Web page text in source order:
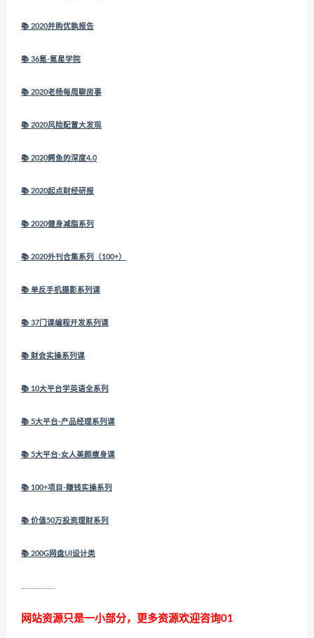
📚 2020并购优孰报告
📚 36氪-氪星学院
📚 2020老杨每周聊房事
📚 2020风险配置大发现
📚 2020鳄鱼的深度4.0
📚 2020起点财经研报
📚 2020健身减脂系列
📚 2020外刊合集系列（100+）
📚 单反手机摄影系列课
📚 37门课编程开发系列课
📚 财会实操系列课
📚 10大平台学英语全系列
📚 5大平台-产品经理系列课
📚 5大平台-女人美颜瘦身课
📚 100+项目-赚钱实操系列
📚 价值50万投资理财系列
📚 200G网盘UI设计类
网站资源只是一小部分，更多资源欢迎咨询01